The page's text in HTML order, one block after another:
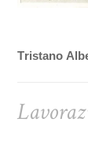
Tristano